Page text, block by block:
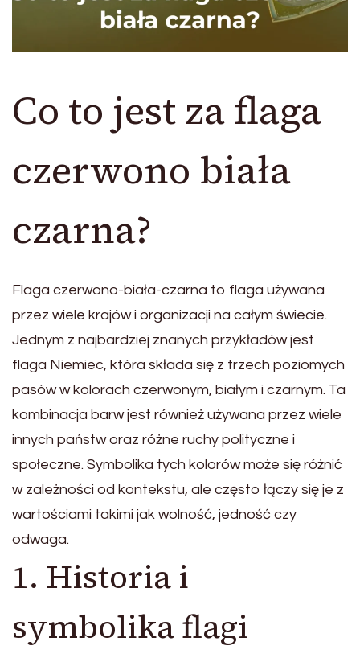
Co to jest za flaga
czerwono biała
czarna?
Flaga czerwono-biała-czarna to flaga używana
przez wiele krajów i organizacji na całym świecie.
Jednym z najbardziej znanych przykładów jest
flaga Niemiec, która składa się z trzech poziomych
pasów w kolorach czerwonym, białym i czarnym. Ta
kombinacja barw jest również używana przez wiele
innych państw oraz różne ruchy polityczne i
społeczne. Symbolika tych kolorów może się różnić
w zależności od kontekstu, ale często łączy się je z
wartościami takimi jak wolność, jedność czy
odwaga.
1. Historia i
symbolika flagi